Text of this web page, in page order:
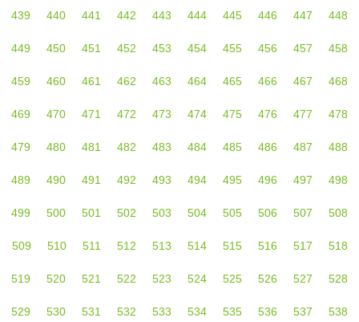
439 440 441 442 443 444 445 446 447 448
449 450 451 452 453 454 455 456 457 458
459 460 461 462 463 464 465 466 467 468
469 470 471 472 473 474 475 476 477 478
479 480 481 482 483 484 485 486 487 488
489 490 491 492 493 494 495 496 497 498
499 500 501 502 503 504 505 506 507 508
509 510 511 512 513 514 515 516 517 518
519 520 521 522 523 524 525 526 527 528
529 530 531 532 533 534 535 536 537 538